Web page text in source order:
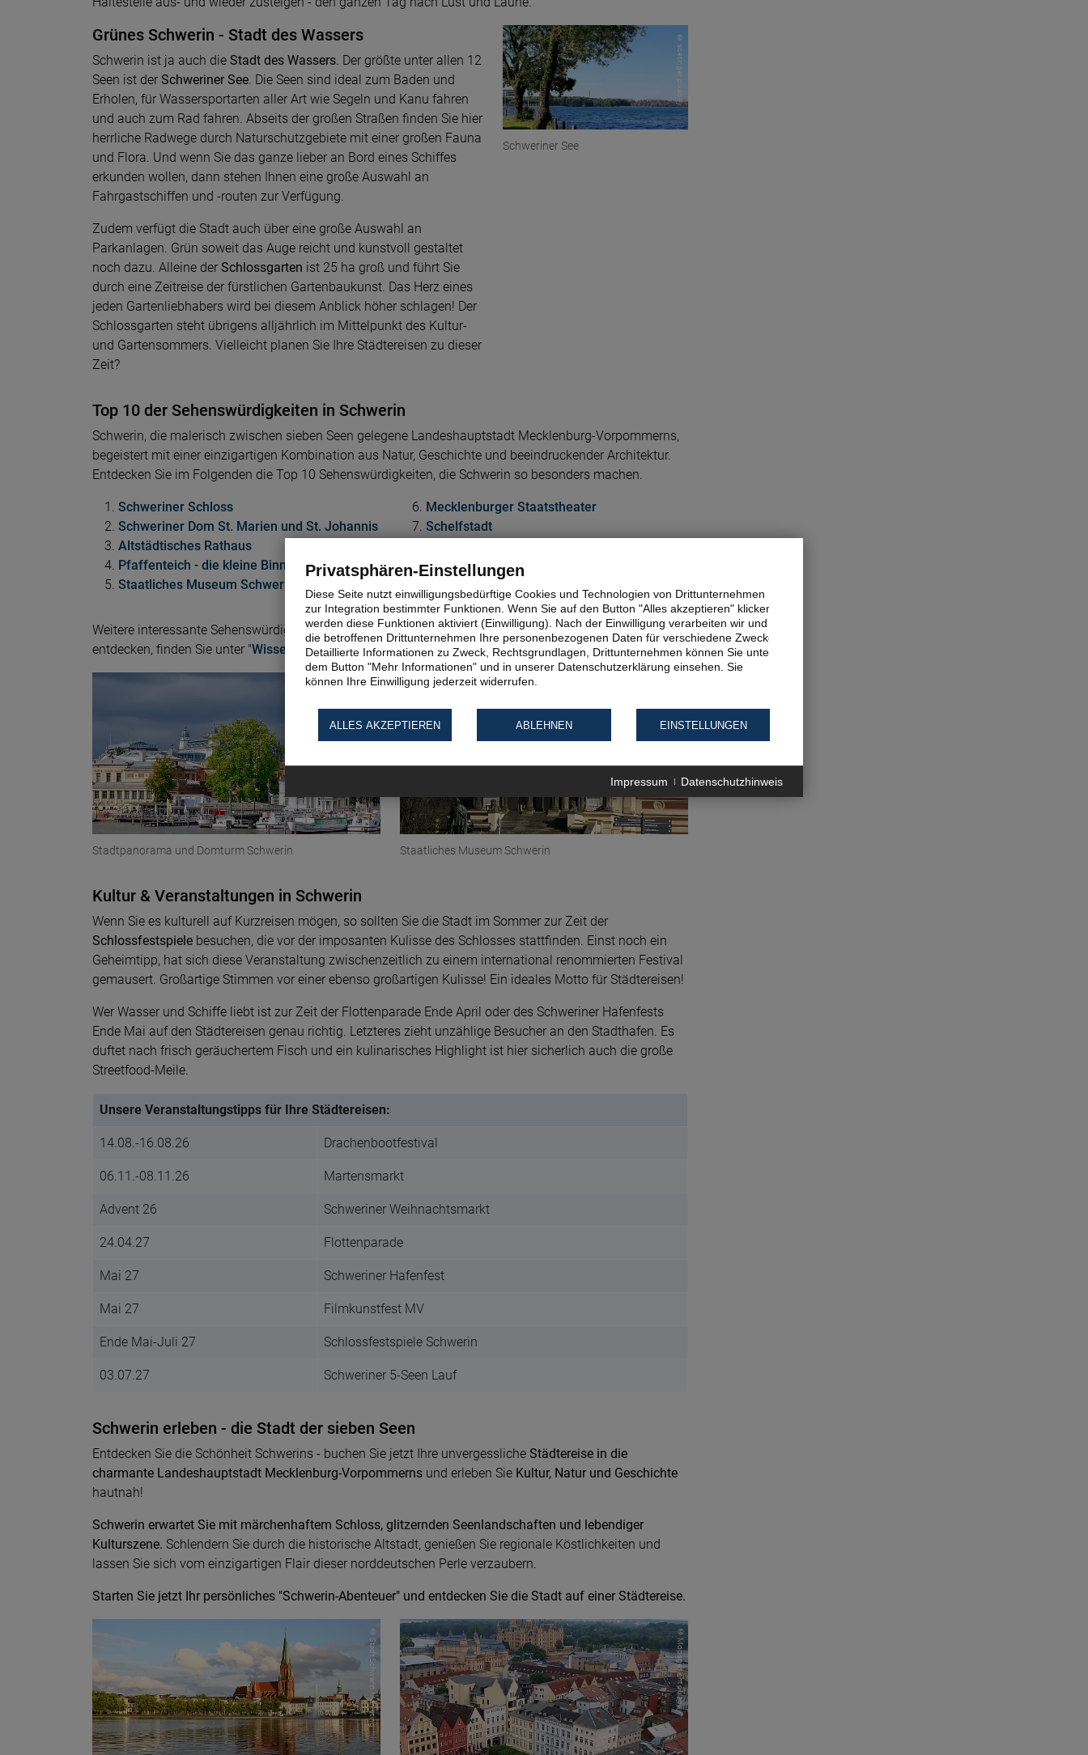
Grünes Schwerin - Stadt des Wassers
Schwerin ist ja auch die Stadt des Wassers. Der größte unter allen 12
Seen ist der Schweriner See. Die Seen sind ideal zum Baden und
Erholen, für Wassersportarten aller Art wie Segeln und Kanu fahren
und auch zum Rad fahren. Abseits der großen Straßen finden Sie hier
herrliche Radwege durch Naturschutzgebiete mit einer großen Fauna
und Flora. Und wenn Sie das ganze lieber an Bord eines Schiffes
erkunden wollen, dann stehen Ihnen eine große Auswahl an
Fahrgastschiffen und -routen zur Verfügung.
Zudem verfügt die Stadt auch über eine große Auswahl an
Parkanlagen. Grün soweit das Auge reicht und kunstvoll gestaltet
noch dazu. Alleine der Schlossgarten ist 25 ha groß und führt Sie
durch eine Zeitreise der fürstlichen Gartenbaukunst. Das Herz eines
jeden Gartenliebhabers wird bei diesem Anblick höher schlagen! Der
Schlossgarten steht übrigens alljährlich im Mittelpunkt des Kultur-
und Gartensommers. Vielleicht planen Sie Ihre Städtereisen zu dieser
Zeit?
Schweriner See
© soetinger pixabay
Top 10 der Sehenswürdigkeiten in Schwerin
Schwerin, die malerisch zwischen sieben Seen gelegene Landeshauptstadt Mecklenburg-Vorpommerns,
begeistert mit einer einzigartigen Kombination aus Natur, Geschichte und beeindruckender Architektur.
Entdecken Sie im Folgenden die Top 10 Sehenswürdigkeiten, die Schwerin so besonders machen.
Schweriner Schloss
Schweriner Dom St. Marien und St. Johannis
Altstädtisches Rathaus
Pfaffenteich - die kleine Binnenalster
Staatliches Museum Schwerin
Mecklenburger Staatstheater
Schelfstadt
Schweriner See
Löwenmarkt
Weitere interessante Sehenswürdigkeiten in Schwerin, die es lohnt während Ihrer Städtereise zu
entdecken, finden Sie unter "Wissenswertes".
Stadtpanorama und Domturm Schwerin
© René Beck pixabay
Staatliches Museum Schwerin
© WikimediaImages pixabay
Kultur & Veranstaltungen in Schwerin
Wenn Sie es kulturell auf Kurzreisen mögen, so sollten Sie die Stadt im Sommer zur Zeit der
Schlossfestspiele besuchen, die vor der imposanten Kulisse des Schlosses stattfinden. Einst noch ein
Geheimtipp, hat sich diese Veranstaltung zwischenzeitlich zu einem international renommierten Festival
gemausert. Großartige Stimmen vor einer ebenso großartigen Kulisse! Ein ideales Motto für Städtereisen!
Wer Wasser und Schiffe liebt ist zur Zeit der Flottenparade Ende April oder des Schweriner Hafenfests
Ende Mai auf den Städtereisen genau richtig. Letzteres zieht unzählige Besucher an den Stadthafen. Es
duftet nach frisch geräuchertem Fisch und ein kulinarisches Highlight ist hier sicherlich auch die große
Streetfood-Meile.
Unsere Veranstaltungstipps für Ihre Städtereisen:
14.08.-16.08.26 Drachenbootfestival
06.11.-08.11.26 Martensmarkt
Advent 26 Schweriner Weihnachtsmarkt
24.04.27 Flottenparade
Mai 27 Schweriner Hafenfest
Mai 27 Filmkunstfest MV
Ende Mai-Juli 27 Schlossfestspiele Schwerin
03.07.27 Schweriner 5-Seen Lauf
Schwerin erleben - die Stadt der sieben Seen
Entdecken Sie die Schönheit Schwerins - buchen Sie jetzt Ihre unvergessliche Städtereise in die
charmante Landeshauptstadt Mecklenburg-Vorpommerns und erleben Sie Kultur, Natur und Geschichte
hautnah!
Schwerin erwartet Sie mit märchenhaftem Schloss, glitzernden Seenlandschaften und lebendiger
Kulturszene. Schlendern Sie durch die historische Altstadt, genießen Sie regionale Köstlichkeiten und
lassen Sie sich vom einzigartigen Flair dieser norddeutschen Perle verzaubern.
Starten Sie jetzt Ihr persönliches "Schwerin-Abenteuer" und entdecken Sie die Stadt auf einer Städtereise.
© Stadt Schwerin Marketing © Mopsgesicht pixabay
Privatsphären-Einstellungen
Diese Seite nutzt einwilligungsbedürftige Cookies und Technologien von Drittunternehmen
zur Integration bestimmter Funktionen. Wenn Sie auf den Button "Alles akzeptieren" klicken,
werden diese Funktionen aktiviert (Einwilligung). Nach der Einwilligung verarbeiten wir und
die betroffenen Drittunternehmen Ihre personenbezogenen Daten für verschiedene Zwecke.
Detaillierte Informationen zu Zweck, Rechtsgrundlagen, Drittunternehmen können Sie unter
dem Button "Mehr Informationen" und in unserer Datenschutzerklärung einsehen. Sie
können Ihre Einwilligung jederzeit widerrufen.
ALLES AKZEPTIEREN ABLEHNEN EINSTELLUNGEN
Impressum Datenschutzhinweis